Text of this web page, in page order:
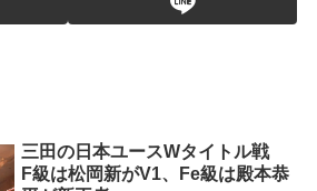
三田の日本ユースWタイトル戦
F級は松岡新がV1、Fe級は殿本恭